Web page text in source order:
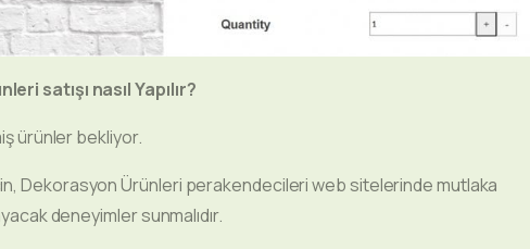
satışı nasıl Yapılır?
ürünler bekliyor.
Dekorasyon Ürünleri perakendecileri web sitelerinde mutlaka
deneyimler sunmalıdır.